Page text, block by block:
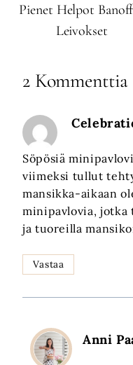
Pienet Helpot
Leivokset
2 Kommenttia
Söpösiä
viimeksi tullut
mansikka-aikaan
minipavlovia, jotka
ja tuoreilla
Vastaa
Anni